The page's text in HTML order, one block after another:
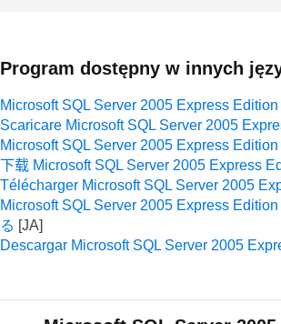
Program dostępny w innych
Microsoft SQL Server 2005 Express
Scaricare Microsoft SQL Server 2005
Microsoft SQL Server 2005 Express
下载 Microsoft SQL Server 2005 Express
Télécharger Microsoft SQL Server 2005
Microsoft SQL Server 2005 Express
る
Descargar Microsoft SQL Server 2005